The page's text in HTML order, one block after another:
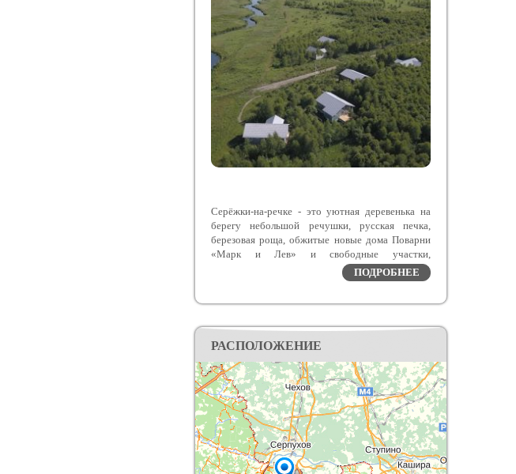
Серёжки-на-речке - это уютная деревенька на
берегу небольшой речушки, русская печка,
березовая роща, обжитые новые дома Поварни
«Марк и Лев» и свободные участки,
расположенные в Заокском районе Тульской
области – экологическом курорте с чистейшим
номинации «Лучший сельский ресторан 2023»
федеральной премии wellness Re Awards (бывшие
Live Organic).
Построены дороги, электрические сети,
водопровод, оптоволоконный интернет кабель,
вай-фай.
Добраться до поселка вы можете: на личном
транспорте – по Симферопольскому шоссе или
по трассе Дон, далее по хорошей
асфальтированной дороге; общественным
транспортом – электричкой Курского
ПОДРОБНЕЕ
РАСПОЛОЖЕНИЕ